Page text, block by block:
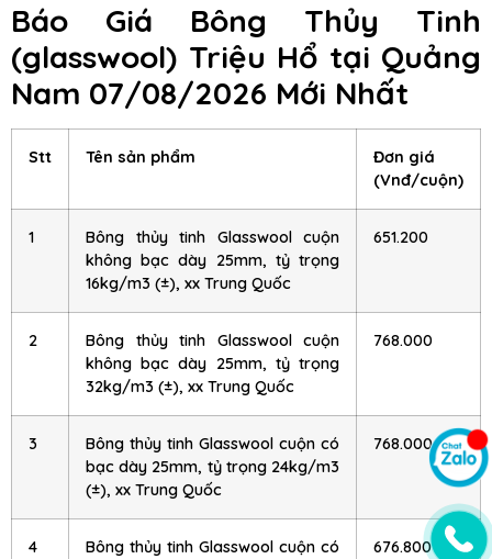
Báo Giá Bông Thủy Tinh
(glasswool) Triệu Hổ tại Quảng
Nam 07/08/2026 Mới Nhất
Stt Tên sản phẩm
Đơn giá
(Vnđ/cuộn)
1
Bông thủy tinh Glasswool cuộn
không bạc dày 25mm, tỷ trọng
16kg/m3 (±), xx Trung Quốc
651.200
2
Bông thủy tinh Glasswool cuộn
không bạc dày 25mm, tỷ trọng
32kg/m3 (±), xx Trung Quốc
768.000
3
Bông thủy tinh Glasswool cuộn có
bạc dày 25mm, tỷ trọng 24kg/m3
(±), xx Trung Quốc
768.000
4
Bông thủy tinh Glasswool cuộn có
676.800